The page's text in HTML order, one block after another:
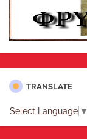
TRANSLATE
Select Language ▼